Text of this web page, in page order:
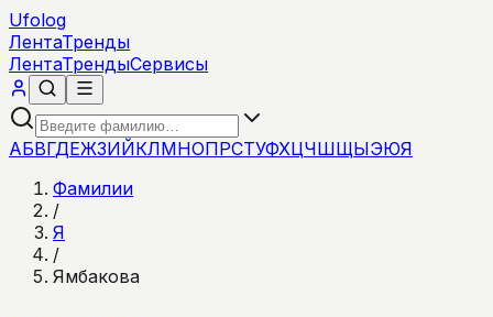
Ufolog
ЛентаТренды
ЛентаТрендыСервисы
АБВГДЕЖЗИЙКЛМНОПРСТУФХЦЧШЩЫЭЮЯ
Фамилии
/
Я
/
Ямбакова